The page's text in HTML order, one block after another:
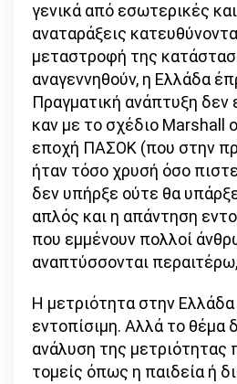
γενικά από εσωτερικές
αναταράξεις
μεταστροφή της
αναγεννηθούν, η Ελλάδα
Πραγματική ανάπτυξη
καν με το σχέδιο Marshall
εποχή ΠΑΣΟΚ (που στην
ήταν τόσο χρυσή όσο
δεν υπήρξε ούτε θα
απλός και η απάντηση
που εμμένουν πολλοί
αναπτύσσονται
Η μετριότητα στην Ελλάδα
εντοπίσιμη. Αλλά το θέμα
ανάλυση της μετριότητας
τομείς όπως η παιδεία ή